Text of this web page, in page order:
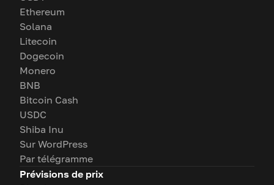
Ethereum
Solana
Litecoin
Dogecoin
Monero
BNB
Bitcoin Cash
USDC
Shiba Inu
Sur WordPress
Par télégramme
Prévisions de prix